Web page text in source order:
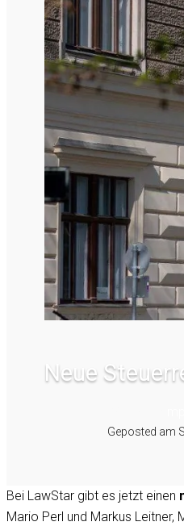
Neue
Geposted am
Bei LawStar gibt es jetzt einen
Mario Perl und Markus Leitner,